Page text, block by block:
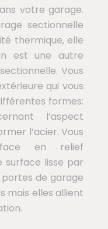
votre garage.
sectionnelle
thermique, elle
est une autre
Vous
qui vous
formes:
l’aspect
l’acier. Vous
en relief
surface lisse par
de garage
mais elles allient